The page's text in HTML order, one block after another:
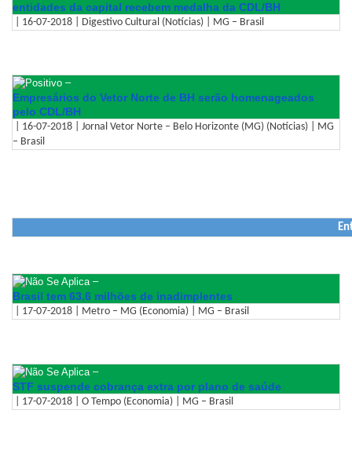
entidades da capital recebem medalha da CDL/BH
| 16-07-2018 | Digestivo Cultural (Notícias) | MG – Brasil
–
Empresários do Vetor Norte de BH serão homenageados
pelo CDL/BH
| 16-07-2018 | Jornal Vetor Norte – Belo Horizonte (MG) (Notícias) | MG
– Brasil
–
Brasil tem 63,6 milhões de inadimplentes
| 17-07-2018 | Metro – MG (Economia) | MG – Brasil
–
STF suspende cobrança extra por plano de saúde
| 17-07-2018 | O Tempo (Economia) | MG – Brasil